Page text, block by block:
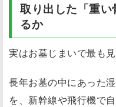
取り出した「重
るか
実はお墓じまいで最も
長年お墓の中にあった
を、新幹線や飛行機で